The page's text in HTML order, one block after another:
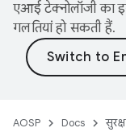
एआई टेक्नोलॉजी का
गलतियां हो सकती हैं.
AOSP Docs